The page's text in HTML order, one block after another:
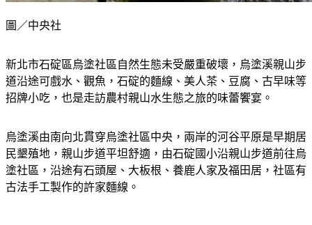
圖／中央社
新北市石碇區烏塗社區自然生態未受嚴重破壞，烏塗溪親山步
道沿途可戲水、觀魚，石碇的麵線、美人茶、豆腐、古早味等
招牌小吃，也是走訪農村親山水生態之旅的味蕾饗宴。
烏塗溪由南向北貫穿烏塗社區中央，兩岸的河谷平原是早期居
民墾殖地，親山步道平坦舒適，由石碇國小沿親山步道前往烏
塗社區，沿途有石頭屋、大板根、養鹿人家及福田居，社區有
古法手工製作的許家麵線。